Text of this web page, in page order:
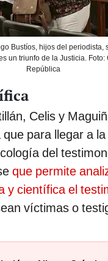
Bustíos, hijos del periodista,
un triunfo de la Justicia. Foto:
República
Celis y
para llegar a
del
que permite
y científica el
víctimas o